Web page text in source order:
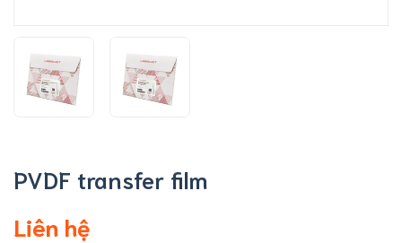
PVDF transfer film
Liên hệ